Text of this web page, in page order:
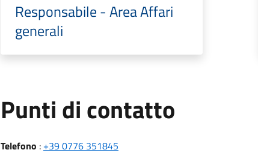
Responsabile - Area Affari
generali
Punti di contatto
Telefono : +39 0776 351845